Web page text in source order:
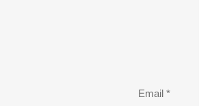
Email *